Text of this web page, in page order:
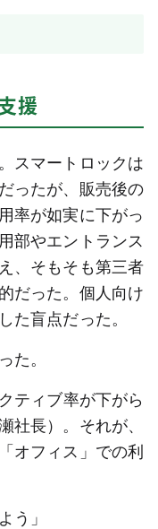
援
スマートロックは
ったが、販売後の
率が如実に下がっ
部やエントランス
、そもそも第三者
だった。個人向け
た盲点だった。
た。
ティブ率が下がら
社長）。それが、
オフィス」での利
う」